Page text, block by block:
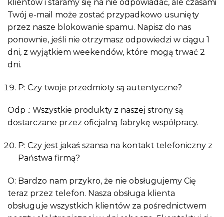
klientów i staramy się na nie odpowiadać, ale czasami
Twój e-mail może zostać przypadkowo usunięty
przez nasze blokowanie spamu. Napisz do nas
ponownie, jeśli nie otrzymasz odpowiedzi w ciągu 1
dni, z wyjątkiem weekendów, które mogą trwać 2
dni.
P: Czy twoje przedmioty są autentyczne?
Odp .: Wszystkie produkty z naszej strony są
dostarczane przez oficjalną fabrykę współpracy.
P: Czy jest jakaś szansa na kontakt telefoniczny z
Państwa firmą?
O: Bardzo nam przykro, że nie obsługujemy Cię
teraz przez telefon. Nasza obsługa klienta
obsługuje wszystkich klientów za pośrednictwem